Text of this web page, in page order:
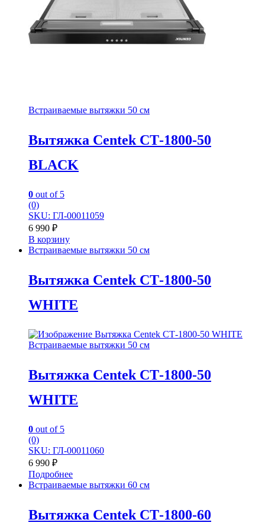
Встраиваемые вытяжки 50 см
Вытяжка Centek СТ-1800-50
BLACK
0 out of 5
(0)
SKU: ГЛ-00011059
6 990 ₽
В корзину
Встраиваемые вытяжки 50 см
Вытяжка Centek СТ-1800-50
WHITE
Встраиваемые вытяжки 50 см
Вытяжка Centek СТ-1800-50
WHITE
0 out of 5
(0)
SKU: ГЛ-00011060
6 990 ₽
Подробнее
Встраиваемые вытяжки 60 см
Вытяжка Centek СТ-1800-60